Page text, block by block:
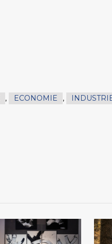
, ECONOMIE ,